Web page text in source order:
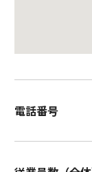
電話番号